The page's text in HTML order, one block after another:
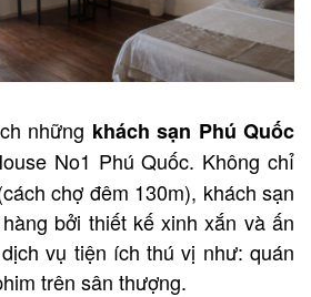
những khách sạn Phú Quốc
No1 Phú Quốc. Không chỉ
chợ đêm 130m), khách sạn
bởi thiết kế xinh xắn và ấn
vụ tiện ích thú vị như: quán
trên sân thượng.